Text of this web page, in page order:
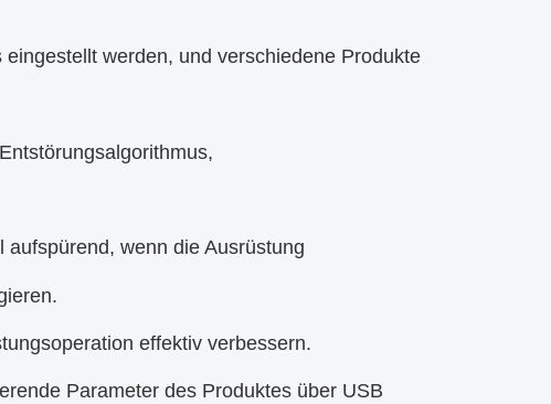
werden, und verschiedene Produkte
wenn die Ausrüstung
effektiv verbessern.
Parameter des Produktes über USB